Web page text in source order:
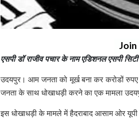
एसपी डॉ राजीव पचार के नाम एडिशनल एसपी
उदयपुर। आम जनता को मूर्ख बना कर करोडों
जनता के साथ धोखाधड़ी करने का एक मामला
इस धोखाधड़ी के मामले में हैदराबाद आसाम ओर